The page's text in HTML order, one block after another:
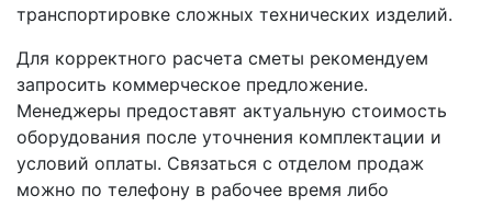
транспортировке сложных технических изделий.
Для корректного расчета сметы рекомендуем
запросить коммерческое предложение.
Менеджеры предоставят актуальную стоимость
оборудования после уточнения комплектации и
условий оплаты. Связаться с отделом продаж
можно по телефону в рабочее время либо